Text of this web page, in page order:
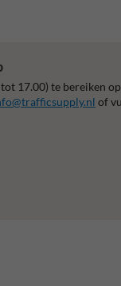
17.00) te bereiken
of